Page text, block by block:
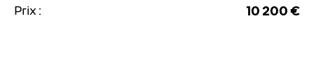
Prix : 10 200 €